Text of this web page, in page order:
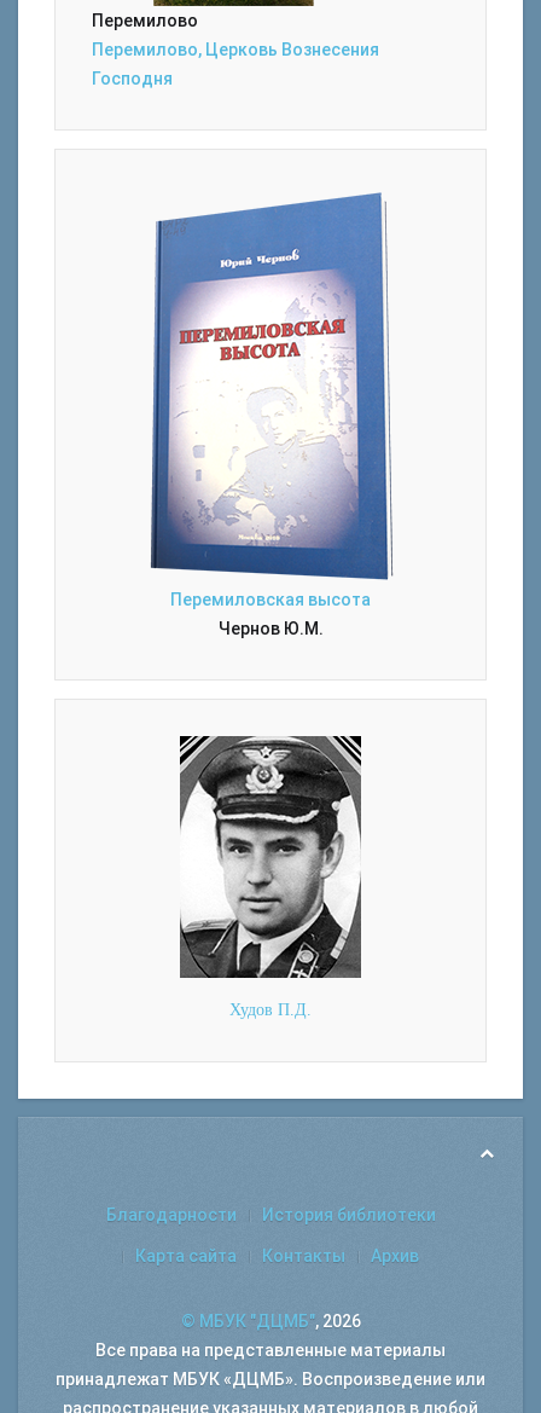
Перемилово
Перемилово, Церковь Вознесения
Господня
Перемиловская высота
Чернов Ю.М.
Худов П.Д.
Благодарности История библиотеки
Карта сайта Контакты Архив
© МБУК "ДЦМБ", 2026
Все права на представленные материалы
принадлежат МБУК «ДЦМБ». Воспроизведение или
распространение указанных материалов в любой